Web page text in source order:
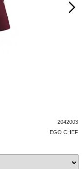
2042003
EGO CHEF